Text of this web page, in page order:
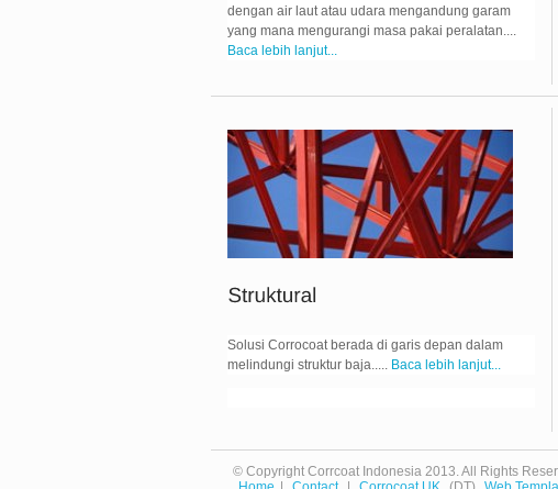
dengan air laut atau udara mengandung garam
yang mana mengurangi masa pakai peralatan....
Baca lebih lanjut...
Solusi Corrocoat berada di garis depan dalam
melindungi struktur baja..... Baca lebih lanjut...
© Copyright Corrcoat Indonesia 2013. All Rights